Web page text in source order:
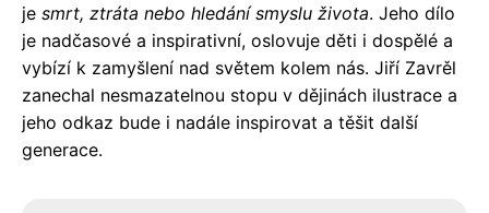
je smrt, ztráta nebo hledání smyslu života. Jeho dílo
je nadčasové a inspirativní, oslovuje děti i dospělé a
vybízí k zamyšlení nad světem kolem nás. Jiří Zavrěl
zanechal nesmazatelnou stopu v dějinách ilustrace a
jeho odkaz bude i nadále inspirovat a těšit další
generace.